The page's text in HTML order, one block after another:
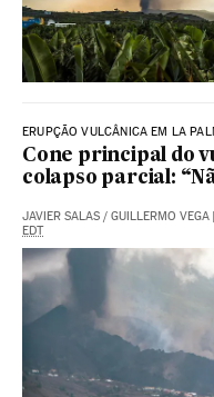
ERUPÇÃO VULCÂNICA EM LA
Cone principal do
colapso parcial:
JAVIER SALAS / GUILLERMO VEGA |
EDT